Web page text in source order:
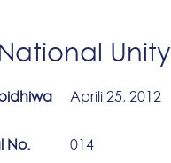
Unity
Aprili 25, 2012
No. 014